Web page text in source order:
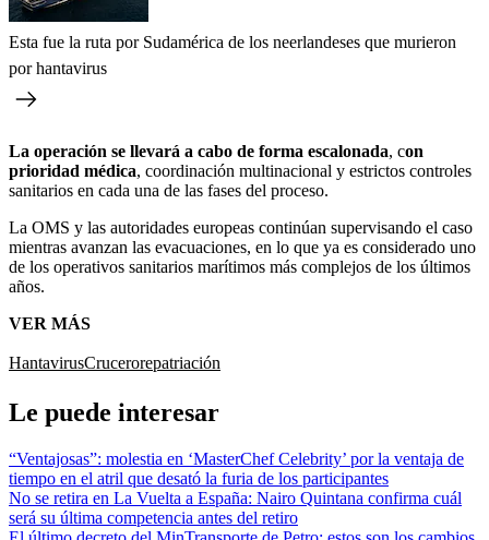
Esta fue la ruta por Sudamérica de los neerlandeses que murieron
por hantavirus
La operación se llevará a cabo de forma escalonada, con
prioridad médica, coordinación multinacional y estrictos controles
sanitarios en cada una de las fases del proceso.
La OMS y las autoridades europeas continúan supervisando el caso
mientras avanzan las evacuaciones, en lo que ya es considerado uno
de los operativos sanitarios marítimos más complejos de los últimos
años.
VER MÁS
HantavirusCrucerorepatriación
Le puede interesar
“Ventajosas”: molestia en ‘MasterChef Celebrity’ por la ventaja de
tiempo en el atril que desató la furia de los participantes
No se retira en La Vuelta a España: Nairo Quintana confirma cuál
será su última competencia antes del retiro